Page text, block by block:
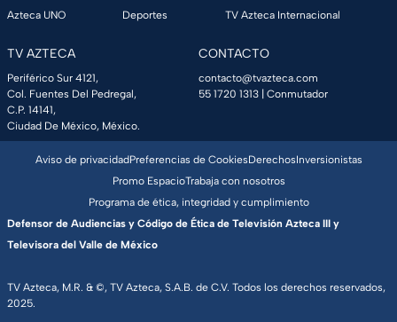
Azteca UNO
Deportes
TV Azteca Internacional
TV AZTECA
Periférico Sur 4121,
Col. Fuentes Del Pedregal,
C.P. 14141,
Ciudad De México, México.
CONTACTO
contacto@tvazteca.com
55 1720 1313 | Conmutador
TV Azteca, M.R. & ©, TV Azteca, S.A.B. de C.V. Todos los derechos reservados,
2025.
Aviso de privacidadPreferencias de CookiesDerechosInversionistas
Promo EspacioTrabaja con nosotros
Programa de ética, integridad y cumplimiento
Defensor de Audiencias y Código de Ética de Televisión Azteca III y
Televisora del Valle de México